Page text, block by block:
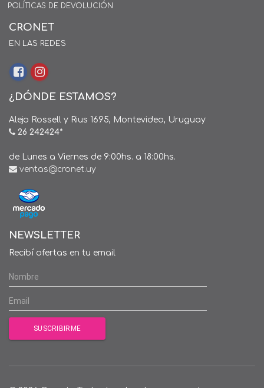
POLÍTICAS DE DEVOLUCIÓN
CRONET
EN LAS REDES
¿DÓNDE ESTAMOS?
Alejo Rossell y Rius 1695, Montevideo, Uruguay
26 242424*
de Lunes a Viernes de 9:00hs. a 18:00hs.
ventas@cronet.uy
NEWSLETTER
Recibí ofertas en tu email